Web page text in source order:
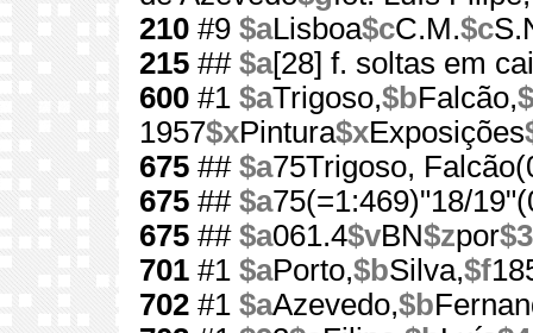
210 #9 $aLisboa$cC.M.$c
215 ## $a[28] f. soltas em
600 #1 $aTrigoso,$bFalcão,
1957$xPintura$xExposições
675 ## $a75Trigoso,
675 ## $a75(=1:469)"18/
675 ## $a061.4$vBN$zpor$3
701 #1 $aPorto,$bSilva,$f
702 #1 $aAzevedo,$b